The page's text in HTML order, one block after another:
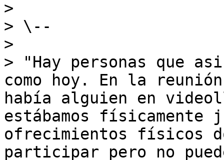
>
> \--
>
> "Hay personas que
como hoy. En la
había alguien en
estábamos físicamente
ofrecimientos físicos
participar pero no